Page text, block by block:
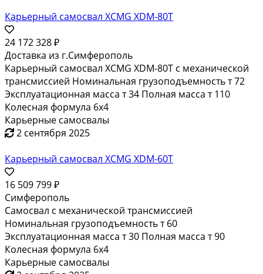
Карьерный самосвал XCMG XDM-80T
24 172 328 ₽
Доставка из г.Симферополь
Карьерный самосвал XCMG XDM-80Т с механической
трансмиссией Номинальная грузоподъемность т 72
Эксплуатационная масса т 34 Полная масса т 110
Колесная формула 6x4
Карьерные самосвалы
2 сентября 2025
Карьерный самосвал XCMG XDM-60T
16 509 799 ₽
Симферополь
Самосвал с механической трансмиссией
Номинальная грузоподъемность т 60
Эксплуатационная масса т 30 Полная масса т 90
Колесная формула 6x4
Карьерные самосвалы